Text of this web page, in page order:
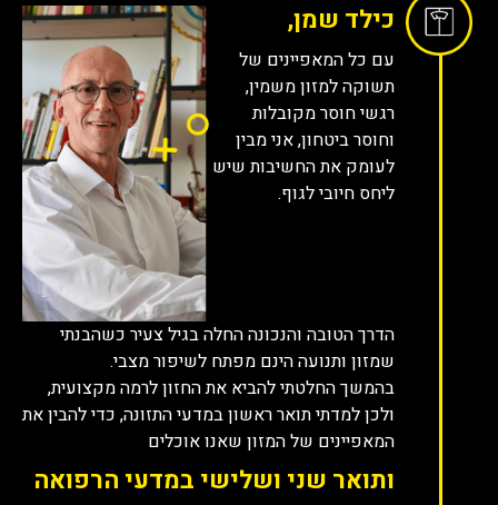
כילד שמן,
עם כל המאפיינים של
תשוקה למזון משמין,
רגשי חוסר מקובלות
וחוסר ביטחון, אני מבין
לעומק את החשיבות שיש
ליחס חיובי לגוף.
הדרך הטובה והנכונה החלה בגיל צעיר כשהבנתי
שמזון ותנועה הינם מפתח לשיפור מצבי.
בהמשך החלטתי להביא את החזון לרמה מקצועית,
ולכן למדתי תואר ראשון במדעי התזונה, כדי להבין את
המאפיינים של המזון שאנו אוכלים
ותואר שני ושלישי במדעי הרפואה